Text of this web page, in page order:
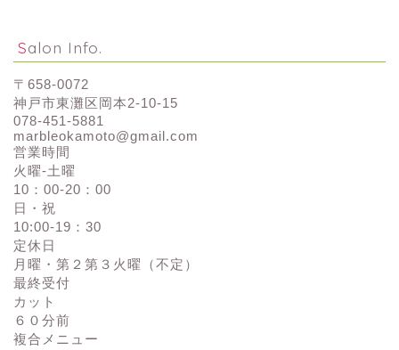
Salon Info.
〒658-0072
神戸市東灘区岡本2-10-15
078-451-5881
marbleokamoto@gmail.com
営業時間
火曜-土曜
10：00-20：00
日・祝
10:00-19：30
定休日
月曜・第２第３火曜（不定）
最終受付
カット
６０分前
複合メニュー